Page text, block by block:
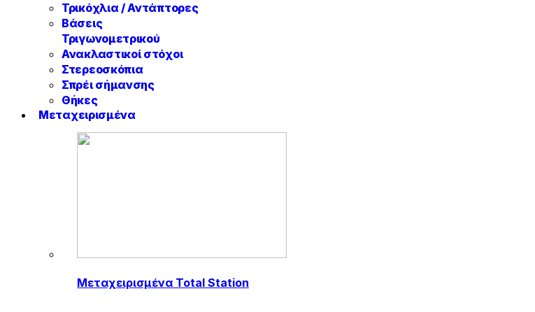
Τρικόχλια / Αντάπτορες
Βάσεις
Τριγωνομετρικού
Ανακλαστικοί στόχοι
Στερεοσκόπια
Σπρέι σήμανσης
Θήκες
Μεταχειρισμένα
Μεταχειρισμένα Total Station